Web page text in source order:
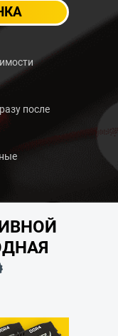
после